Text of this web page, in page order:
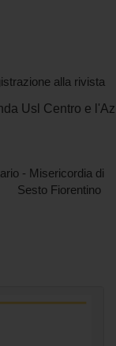
alla rivista
Usl Centro e
- Misericordia di
Sesto Fiorentino